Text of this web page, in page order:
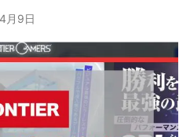
月9日